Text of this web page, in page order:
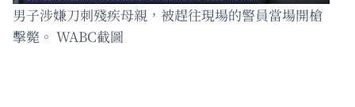
男子涉嫌刀刺殘疾母親，被趕往現場的警員當場開槍
擊斃。 WABC截圖